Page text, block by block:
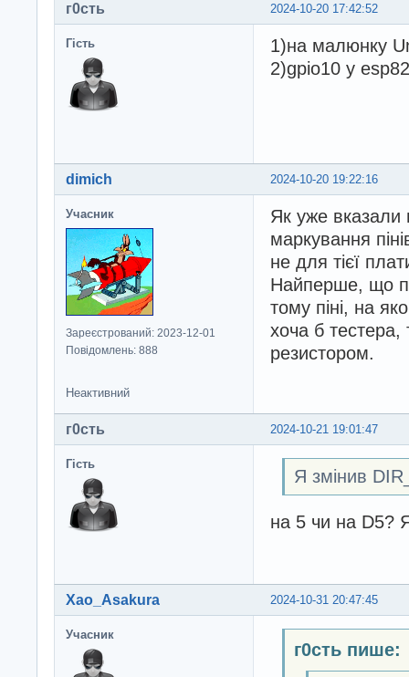
  do {
// Напрямок
delay(100);
timer =
// Обертаємо
  do {
}
2024-10-20 17:42:52
г0cть
Гість
1)на малюнку
2)gpio10 у
2024-10-20 19:22:16
dimich
Учасник
Зареєстрований: 2023-12-01
Повідомлень: 888
Як уже
маркування
не для тієї
Найперше, що
тому піні, на
хоча б тестера,
резистором.
Неактивний
2024-10-21 19:01:47
г0cть
Гість
Я змінив
на 5 чи на D5?
2024-10-31 20:47:45
Xao_Asakura
Учасник
г0cть пише: